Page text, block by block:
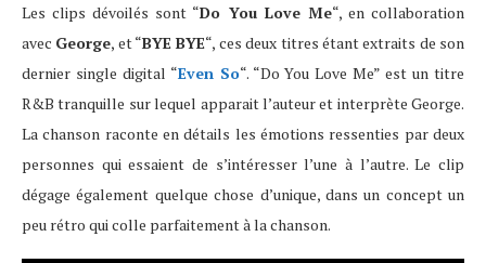
Les clips dévoilés sont “Do You Love Me“, en collaboration
avec George, et “BYE BYE“, ces deux titres étant extraits de son
dernier single digital “Even So“. “Do You Love Me” est un titre
R&B tranquille sur lequel apparait l’auteur et interprète George.
La chanson raconte en détails les émotions ressenties par deux
personnes qui essaient de s’intéresser l’une à l’autre. Le clip
dégage également quelque chose d’unique, dans un concept un
peu rétro qui colle parfaitement à la chanson.